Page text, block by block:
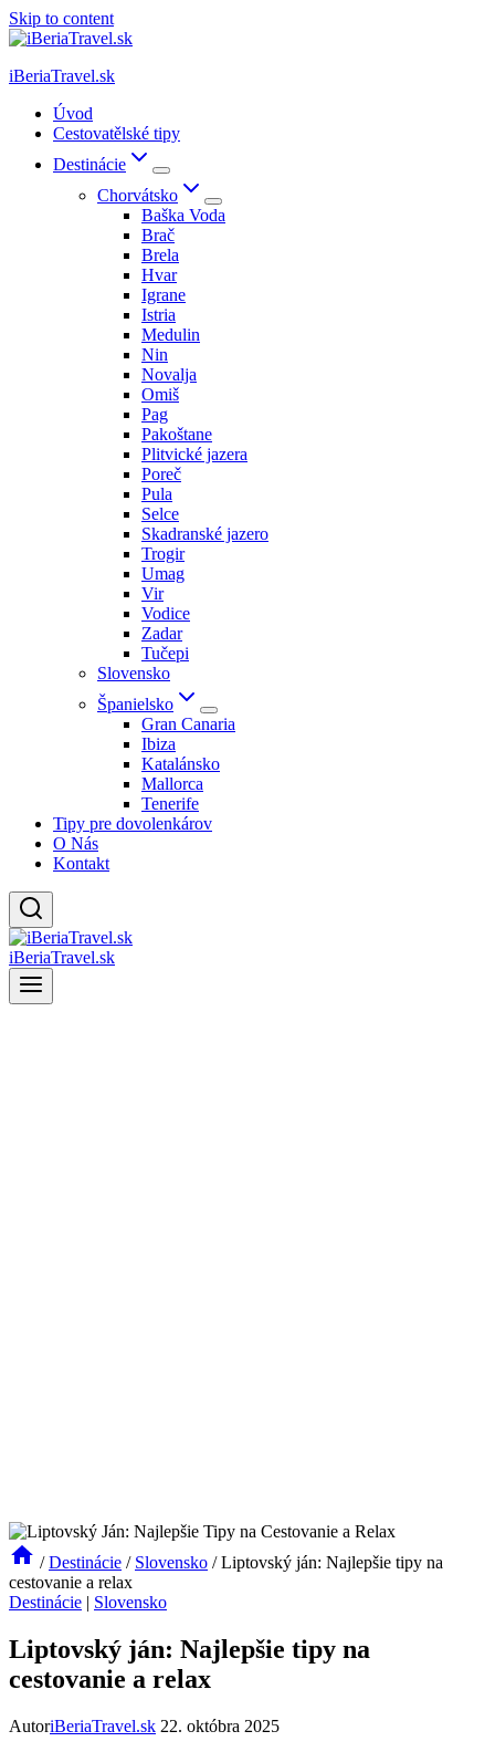
Skip to content
iBeriaTravel.sk
Úvod
Cestovatělské tipy
Destinácie
Chorvátsko
Baška Voda
Brač
Brela
Hvar
Igrane
Istria
Medulin
Nin
Novalja
Omiš
Pag
Pakoštane
Plitvické jazera
Poreč
Pula
Selce
Skadranské jazero
Trogir
Umag
Vir
Vodice
Zadar
Tučepi
Slovensko
Španielsko
Gran Canaria
Ibiza
Katalánsko
Mallorca
Tenerife
Tipy pre dovolenkárov
O Nás
Kontakt
iBeriaTravel.sk
/ Destinácie / Slovensko / Liptovský ján: Najlepšie tipy na
cestovanie a relax
Destinácie | Slovensko
Liptovský ján: Najlepšie tipy na
cestovanie a relax
AutoriBeriaTravel.sk 22. októbra 2025